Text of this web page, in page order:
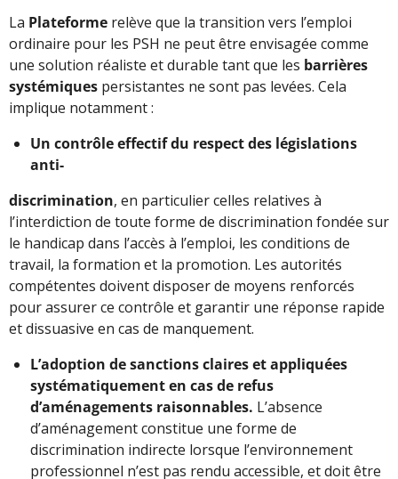
La Plateforme relève que la transition vers l’emploi
ordinaire pour les PSH ne peut être envisagée comme
une solution réaliste et durable tant que les barrières
systémiques persistantes ne sont pas levées. Cela
implique notamment :
Un contrôle effectif du respect des législations
anti-
discrimination, en particulier celles relatives à
l’interdiction de toute forme de discrimination fondée sur
le handicap dans l’accès à l’emploi, les conditions de
travail, la formation et la promotion. Les autorités
compétentes doivent disposer de moyens renforcés
pour assurer ce contrôle et garantir une réponse rapide
et dissuasive en cas de manquement.
L’adoption de sanctions claires et appliquées
systématiquement en cas de refus
d’aménagements raisonnables. L’absence
d’aménagement constitue une forme de
discrimination indirecte lorsque l’environnement
professionnel n’est pas rendu accessible, et doit être